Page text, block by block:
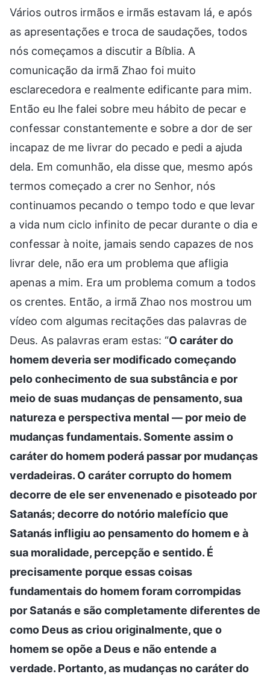
Vários outros irmãos e irmãs estavam lá, e após
as apresentações e troca de saudações, todos
nós começamos a discutir a Bíblia. A
comunicação da irmã Zhao foi muito
esclarecedora e realmente edificante para mim.
Então eu lhe falei sobre meu hábito de pecar e
confessar constantemente e sobre a dor de ser
incapaz de me livrar do pecado e pedi a ajuda
dela. Em comunhão, ela disse que, mesmo após
termos começado a crer no Senhor, nós
continuamos pecando o tempo todo e que levar
a vida num ciclo infinito de pecar durante o dia e
confessar à noite, jamais sendo capazes de nos
livrar dele, não era um problema que afligia
apenas a mim. Era um problema comum a todos
os crentes. Então, a irmã Zhao nos mostrou um
vídeo com algumas recitações das palavras de
Deus. As palavras eram estas: “O caráter do
homem deveria ser modificado começando
pelo conhecimento de sua substância e por
meio de suas mudanças de pensamento, sua
natureza e perspectiva mental — por meio de
mudanças fundamentais. Somente assim o
caráter do homem poderá passar por mudanças
verdadeiras. O caráter corrupto do homem
decorre de ele ser envenenado e pisoteado por
Satanás; decorre do notório malefício que
Satanás infligiu ao pensamento do homem e à
sua moralidade, percepção e sentido. É
precisamente porque essas coisas
fundamentais do homem foram corrompidas
por Satanás e são completamente diferentes de
como Deus as criou originalmente, que o
homem se opõe a Deus e não entende a
verdade. Portanto, as mudanças no caráter do